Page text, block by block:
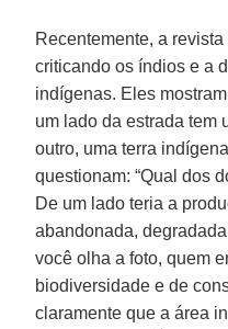
Recentemente, a revista
criticando os índios e a
indígenas. Eles
um lado da estrada tem
outro, uma terra
questionam: “Qual dos
De um lado teria a
abandonada,
você olha a foto, quem
biodiversidade e de
claramente que a área